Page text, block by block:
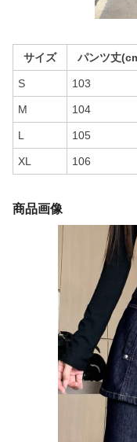
サイズ パンツ丈
S 103
M 104
L 105
XL 106
商品画像